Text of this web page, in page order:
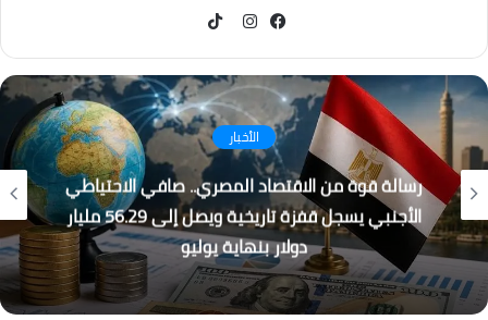
كُتاب
القطار الكهربائي السريع… بين الجدل والفرصة